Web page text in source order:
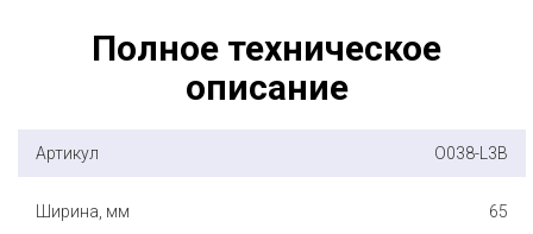
Полное техническое
описание
Артикул O038-L3B
Ширина, мм 65